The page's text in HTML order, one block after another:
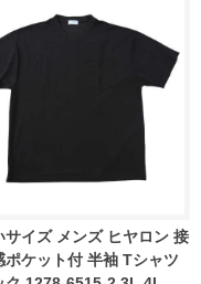
サイズ メンズ ヒヤロン 接
ポケット付 半袖 Tシャツ